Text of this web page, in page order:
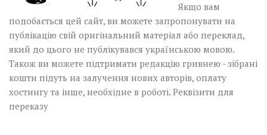
Якщо вам
подобається цей сайт, ви можете запропонувати на
публікацію свій оригінальний матеріал або переклад,
який до цього не публікувався українською мовою.
Також ви можете підтримати редакцію гривнею - зібрані
кошти підуть на залучення нових авторів, оплату
хостингу та інше, необхідне в роботі. Реквізити для
переказу